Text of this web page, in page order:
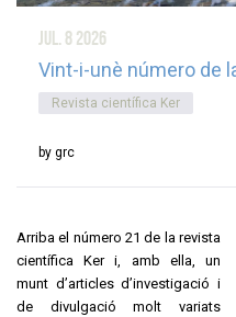
jul. 8 2026
Vint-i-unè número de
Revista científica Ker
by grc
Arriba el número 21 de la revista
científica Ker i, amb ella, un
munt d’articles d’investigació i
de divulgació molt variats